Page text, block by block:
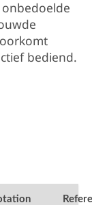
bediend.